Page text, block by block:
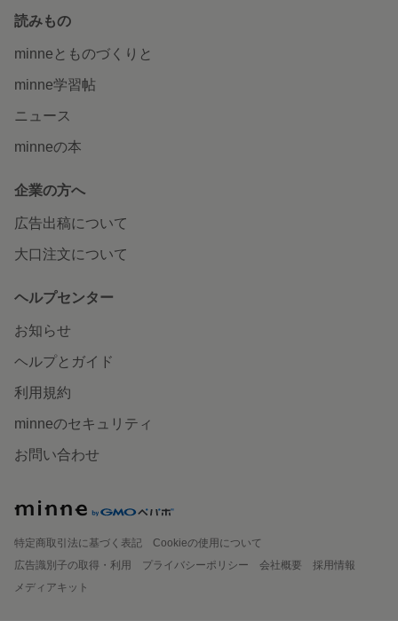
読みもの
minneとものづくりと
minne学習帖
ニュース
minneの本
企業の方へ
広告出稿について
大口注文について
ヘルプセンター
お知らせ
ヘルプとガイド
利用規約
minneのセキュリティ
お問い合わせ
特定商取引法に基づく表記
Cookieの使用について
広告識別子の取得・利用
プライバシーポリシー 会社概要
採用情報
メディアキット